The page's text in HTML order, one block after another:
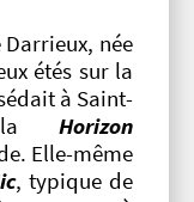
née
étés sur la
à Saint-
Horizon
Elle-même
, typique de